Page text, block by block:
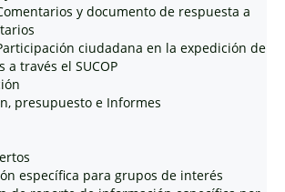
y documento de respuesta a
ciudadana en la expedición de
a través el SUCOP
presupuesto e Informes
específica para grupos de interés